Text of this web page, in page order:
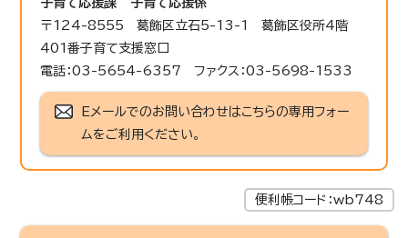
〒124-8555 葛飾区立石5-13-1 葛飾区役所4階
401番子育て支援窓口
電話：03-5654-6357 ファクス：03-5698-1533
Eメールでのお問い合わせはこちらの専用フォー
ムをご利用ください。
便利帳コード：wb748